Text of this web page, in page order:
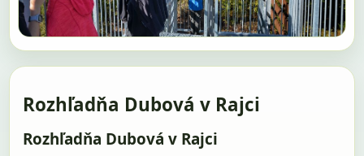
Rozhľadňa Dubová v Rajci
Rozhľadňa Dubová v Rajci